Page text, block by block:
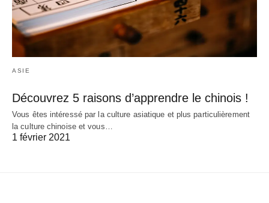
ASIE
Découvrez 5 raisons d’apprendre le chinois !
Vous êtes intéressé par la culture asiatique et plus particulièrement
la culture chinoise et vous…
1 février 2021